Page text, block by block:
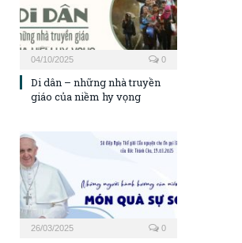
04/10/2025 0
Di dân – những nhà truyền
giáo của niềm hy vọng
26/03/2025 0